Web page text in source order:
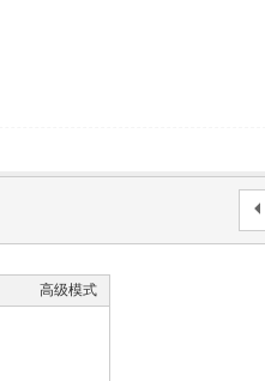
高级模式